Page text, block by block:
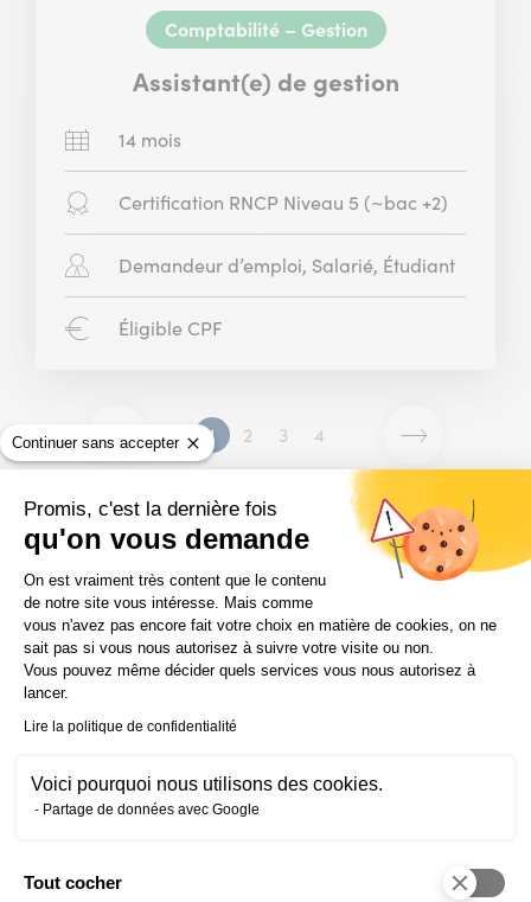
Continuer sans accepter
Promis, c'est la dernière fois
qu'on vous demande
Plateforme de Gestion du
On est vraiment très content que le contenu
de notre site vous intéresse. Mais comme
vous n'avez pas encore fait votre choix en matière de cookies, on ne
sait pas si vous nous autorisez à suivre votre visite ou non.
Vous pouvez même décider quels services vous nous autorisez à
lancer.
Lire la politique de confidentialité
Voici pourquoi nous utilisons des cookies.
Partage de données avec Google
Tout cocher
Comptabilité – Gestion
Assistant(e) de gestion
Durée 14 mois
DiplômeCertification RNCP Niveau 5 (~bac +2)
Public Demandeur d’emploi, Salarié, Étudiant
CPF
Éligible CPF
Page
précédente
Page
1 Page
2 Page
3 Page
4
Page
suivante
ifocop.cfa : le parcours direct
vers l’expérience
2 jours de cours en centre + 3 jours en
entreprise, par semaine
Fiche d’expédition